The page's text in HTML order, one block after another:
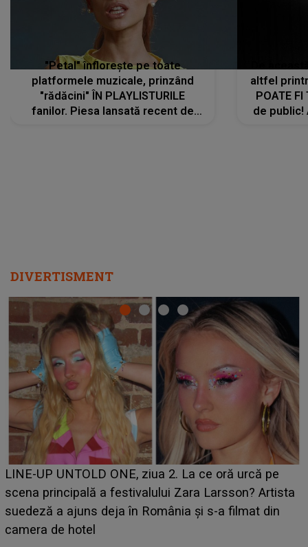
"Petal" înflorește pe toate
platformele muzicale, prinzând
"rădăcini" ÎN PLAYLISTURILE
fanilor. Piesa lansată recent de
altfel
POATE FI
de public!
DIVERTISMENT
Ce a dezvăluit noua concurentă din "Casa Iubirii" l-a
luat prin surprindere pe Emanuel. CINE ESTE
BĂIATUL VIZAT de Alexandra?! Aflându-se în fața
faptului împlinit, A RECUNOSCUT IMEDIAT: "Am